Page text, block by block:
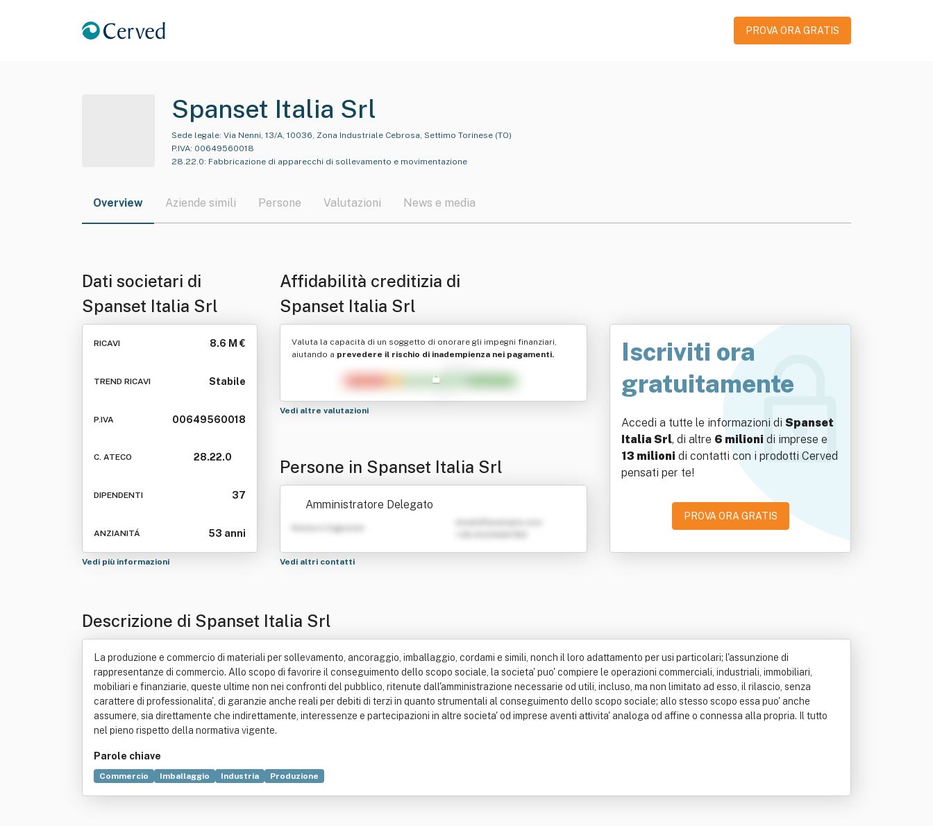
PROVA ORA GRATIS
Spanset Italia Srl
Sede legale: Via Nenni, 13/A, 10036, Zona Industriale Cebrosa, Settimo Torinese (TO)
P.IVA: 00649560018
28.22.0: Fabbricazione di apparecchi di sollevamento e movimentazione
Overview Aziende simili Persone Valutazioni News e media
Dati societari di
Spanset Italia Srl
RICAVI 8.6 M €
TREND RICAVI Stabile
P.IVA 00649560018
C. ATECO 28.22.0
DIPENDENTI 37
ANZIANITÁ 53 anni
Vedi più informazioni
Affidabilità creditizia di
Spanset Italia Srl
Valuta la capacità di un soggetto di onorare gli impegni finanziari,
aiutando a prevedere il rischio di inadempienza nei pagamenti.
Vedi altre valutazioni
Persone in Spanset Italia Srl
Amministratore Delegato
Nome e Cognome
Vedi altri contatti
Iscriviti ora
gratuitamente
Accedi a tutte le informazioni di Spanset
Italia Srl, di altre 6 milioni di imprese e
13 milioni di contatti con i prodotti Cerved
pensati per te!
PROVA ORA GRATIS
Descrizione di Spanset Italia Srl
La produzione e commercio di materiali per sollevamento, ancoraggio, imballaggio, cordami e simili, nonch il loro adattamento per usi particolari; l'assunzione di
rappresentanze di commercio. Allo scopo di favorire il conseguimento dello scopo sociale, la societa' puo' compiere le operazioni commerciali, industriali, immobiliari,
mobiliari e finanziarie, queste ultime non nei confronti del pubblico, ritenute dall'amministrazione necessarie od utili, incluso, ma non limitato ad esso, il rilascio, senza
carattere di professionalita', di garanzie anche reali per debiti di terzi in quanto strumentali al conseguimento dello scopo sociale; allo stesso scopo essa puo' anche
assumere, sia direttamente che indirettamente, interessenze e partecipazioni in altre societa' od imprese aventi attivita' analoga od affine o connessa alla propria. Il tutto
nel pieno rispetto della normativa vigente.
Parole chiave
Commercio Imballaggio Industria Produzione